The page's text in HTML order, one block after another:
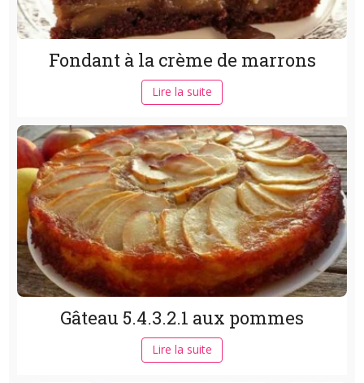
Fondant à la crème de marrons
Lire la suite
Gâteau 5.4.3.2.1 aux pommes
Lire la suite